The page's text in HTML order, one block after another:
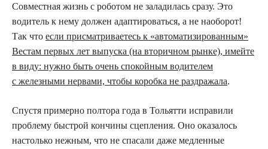
Совместная жизнь с роботом не заладилась сразу. Это
водитель к нему должен адаптироваться, а не наоборот!
Так что если присматриваетесь к «автоматизированным»
Вестам первых лет выпуска (на вторичном рынке), имейте
в виду: нужно быть очень спокойным водителем
с железными нервами, чтобы коробка не раздражала.
Спустя примерно полтора года в Тольятти исправили
проблему быстрой кончины сцепления. Оно оказалось
настолько нежным, что не спасали даже медленные